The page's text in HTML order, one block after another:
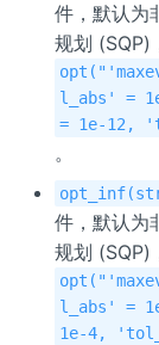
件，默认为
规划 (SQP)
l_abs' =
= 1e-12,
。
件，默认为
规划 (SQP)
l_abs' =
1e-4,